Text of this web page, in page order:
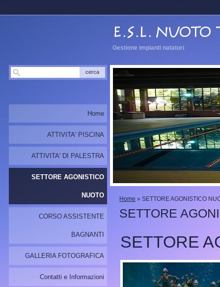
Gestione impianti natatori
Home » SETTORE AGONISTICO
SETTORE
SETTORE
Home
ATTIVITA' PISCINA
ATTIVITA' DI PALESTRA
SETTORE AGONISTICO
NUOTO
CORSO ASSISTENTE
BAGNANTI
GALLERIA FOTOGRAFICA
Contatti e Informazioni